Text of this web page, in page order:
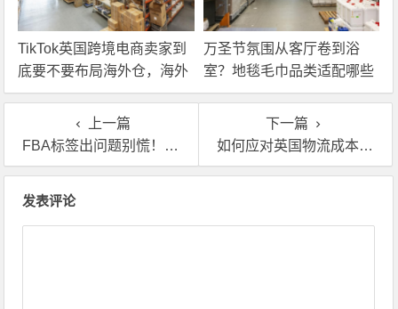
TikTok英国跨境电商卖家到
底要不要布局海外仓，海外
仓优势分析！
万圣节氛围从客厅卷到浴
室？地毯毛巾品类适配哪些
海外仓服务？
上一篇
FBA标签出问题别慌！专业英国海外仓换标贴标，助你快速恢复销售
下一篇
如何应对英国物流成本上涨？海外仓正成为卖家的新选择
发表评论